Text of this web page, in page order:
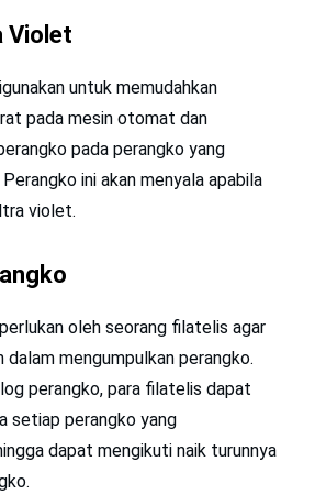
Violet
untuk memudahkan
pada mesin otomat dan
pada perangko yang
ini akan menyala apabila
violet.
oleh seorang filatelis agar
dalam mengumpulkan perangko.
perangko, para filatelis dapat
setiap perangko yang
dapat mengikuti naik turunnya